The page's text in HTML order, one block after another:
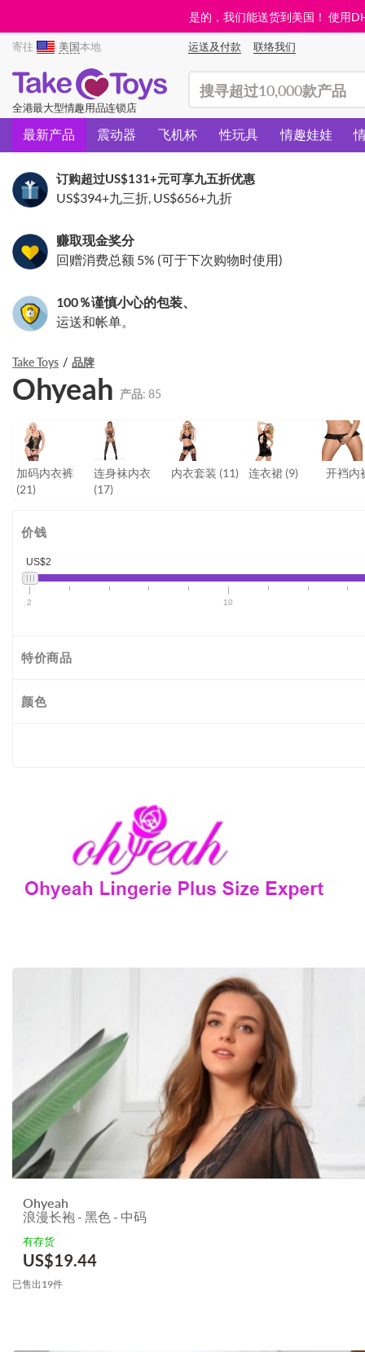
是的，我们能送货到美国！ 使用
寄往 美国本地 运送及付款 联络我们
全港最大型情趣用品连锁店
最新产品 震动器 飞机杯 性玩具 情趣娃娃
订购超过US$131+元可享九五折优惠
US$394+九三折, US$656+九折
赚取现金奖分
回赠消费总额 5% (可于下次购物时使用)
100％谨慎小心的包装、
运送和帐单。
Take Toys 品牌
Ohyeah 产品: 85
加码内衣裤
(21)
连身袜内衣
(17)
内衣套装 (11) 连衣裙 (9) 开裆内
价钱
US$2
2 10
特价商品
颜色
Ohyeah
浪漫长袍 - 黑色 - 中码
有存货
US$19.44
已售出19件